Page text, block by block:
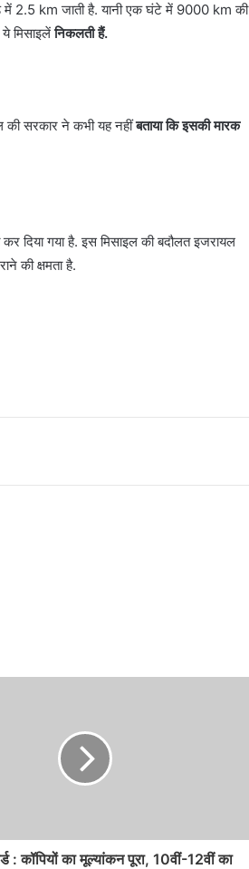
में 2.5 km जाती है. यानी एक घंटे में 9000 km की
ये मिसाइलेंनिकलती हैं.
की सरकार ने कभी यह नहींबताया कि इसकी मारक
दिया गया है. इस मिसाइल की बदौलत इजरायल
की क्षमता है.
: कॉपियों का मूल्यांकन पूरा, 10वीं-12वीं का